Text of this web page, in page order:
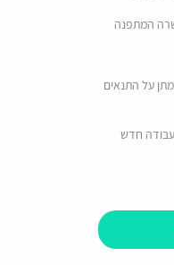
המתפנה
על התנאים
חדש